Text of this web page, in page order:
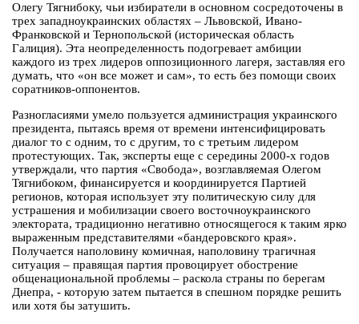
Олегу Тягнибоку, чьи избиратели в основном сосредоточены в
трех западноукраинских областях – Львовской, Ивано-
Франковской и Тернопольской (историческая область
Галиция). Эта неопределенность подогревает амбиции
каждого из трех лидеров оппозиционного лагеря, заставляя его
думать, что «он все может и сам», то есть без помощи своих
соратников-оппонентов.
Разногласиями умело пользуется администрация украинского
президента, пытаясь время от времени интенсифицировать
диалог то с одним, то с другим, то с третьим лидером
протестующих. Так, эксперты еще с середины 2000-х годов
утверждали, что партия «Свобода», возглавляемая Олегом
Тягнибоком, финансируется и координируется Партией
регионов, которая использует эту политическую силу для
устрашения и мобилизации своего восточноукраинского
электората, традиционно негативно относящегося к таким ярко
выраженным представителями «бандеровского края».
Получается наполовину комичная, наполовину трагичная
ситуация – правящая партия провоцирует обострение
общенациональной проблемы – раскола страны по берегам
Днепра, - которую затем пытается в спешном порядке решить
или хотя бы затушить.